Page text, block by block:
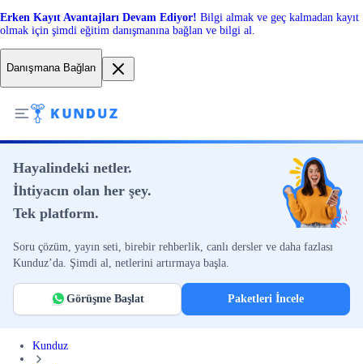
Erken Kayıt Avantajları Devam Ediyor! Bilgi almak ve geç kalmadan kayıt
olmak için şimdi eğitim danışmanına bağlan ve bilgi al.
Danışmana Bağlan
Hayalindeki netler.
İhtiyacın olan her şey.
Tek platform.
Soru çözüm, yayın seti, birebir rehberlik, canlı dersler ve daha fazlası
Kunduz’da. Şimdi al, netlerini artırmaya başla.
Görüşme Başlat Paketleri İncele
Kunduz